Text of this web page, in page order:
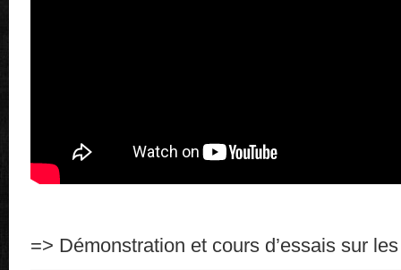
=> Démonstration et cours d’essais sur